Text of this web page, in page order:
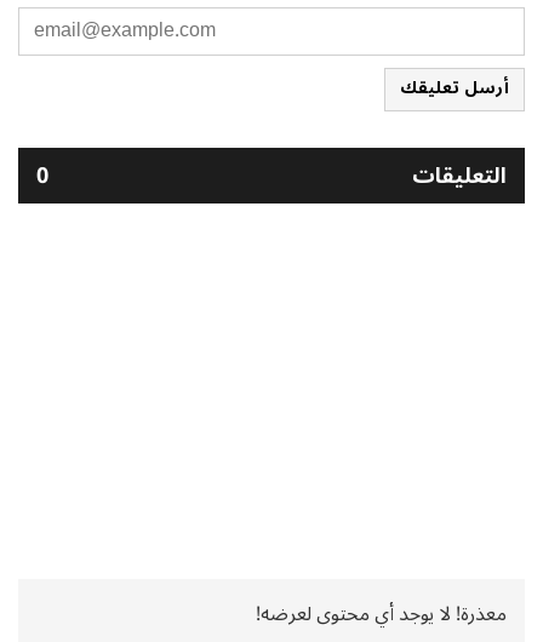
أرسل تعليقك
التعليقات 0
معذرة! لا يوجد أي محتوى لعرضه!